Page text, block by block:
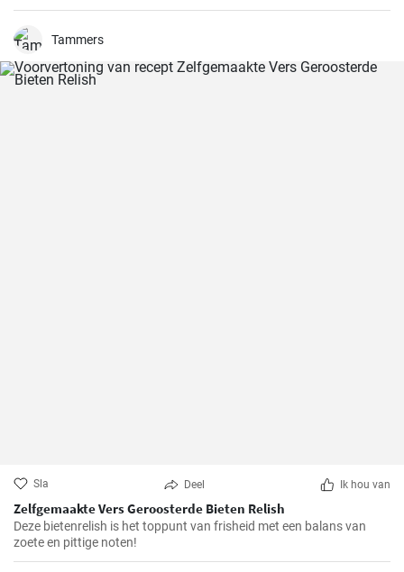
Tammers
Sla Deel Ik hou van
Zelfgemaakte Vers Geroosterde Bieten Relish
Deze bietenrelish is het toppunt van frisheid met een balans van
zoete en pittige noten!